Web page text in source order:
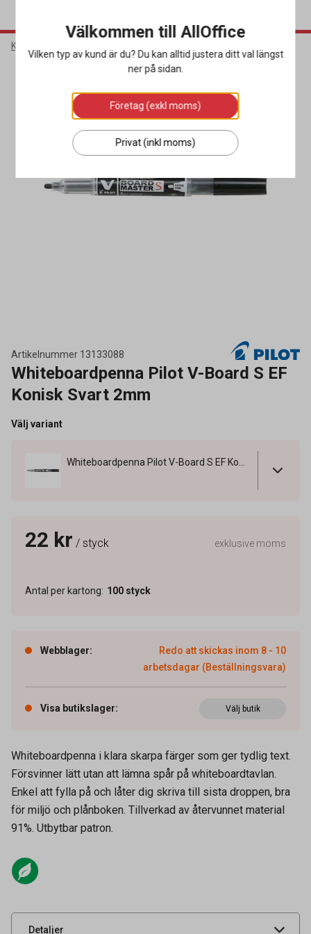
Kontorsmaterial
Artikelnummer 13133088
Whiteboardpenna Pilot V-Board S EF
Konisk Svart 2mm
Välj variant
22 kr / styck exklusive moms
Antal per kartong: 100 styck
Webblager:
Redo att skickas inom 8 - 10
arbetsdagar (Beställningsvara)
Visa butikslager: Välj butik
Whiteboardpenna i klara skarpa färger som ger tydlig text.
Försvinner lätt utan att lämna spår på whiteboardtavlan.
Enkel att fylla på och låter dig skriva till sista droppen, bra
för miljö och plånboken. Tillverkad av återvunnet material
91%. Utbytbar patron.
Detaljer
Artikelnummer 13133088
Spetsstorlek
Spetstyp
Leverantörens
UNSPSC 44111905
Välkommen till AllOffice
Vilken typ av kund är du? Du kan alltid justera ditt val längst
ner på sidan.
Företag (exkl moms)
Privat (inkl moms)